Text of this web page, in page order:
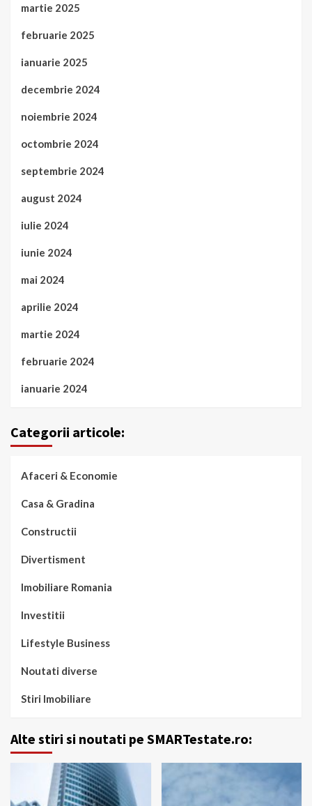
martie 2025
februarie 2025
ianuarie 2025
decembrie 2024
noiembrie 2024
octombrie 2024
septembrie 2024
august 2024
iulie 2024
iunie 2024
mai 2024
aprilie 2024
martie 2024
februarie 2024
ianuarie 2024
Categorii articole:
Afaceri & Economie
Casa & Gradina
Constructii
Divertisment
Imobiliare Romania
Investitii
Lifestyle Business
Noutati diverse
Stiri Imobiliare
Alte stiri si noutati pe SMARTestate.ro: